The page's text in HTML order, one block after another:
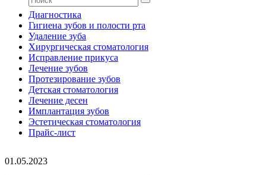
Диагностика
Гигиена зубов и полости рта
Удаление зуба
Хирургическая стоматология
Исправление прикуса
Лечение зубов
Протезирование зубов
Детская стоматология
Лечение десен
Имплантация зубов
Эстетическая стоматология
Прайс-лист
01.05.2023